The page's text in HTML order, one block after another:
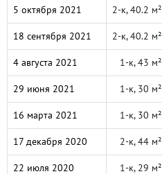
5 октября 2021 2-к, 40.2 м²
18 сентября 2021 2-к, 40.2 м²
4 августа 2021 1-к, 43 м²
29 июня 2021 1-к, 30 м²
16 марта 2021 1-к, 30 м²
17 декабря 2020 2-к, 44 м²
22 июля 2020 1-к, 29 м²